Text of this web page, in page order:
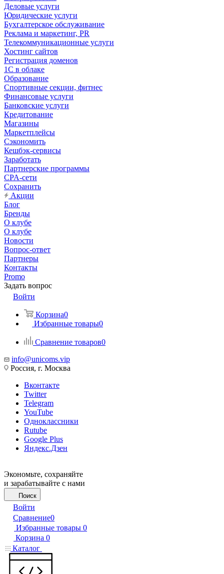
Деловые услуги
Юридические услуги
Бухгалтерское обслуживание
Реклама и маркетинг, PR
Телекоммуникационные услуги
Хостинг сайтов
Регистрация доменов
1С в облаке
Образование
Спортивные секции, фитнес
Финансовые услуги
Банковские услуги
Кредитование
Магазины
Маркетплейсы
Сэкономить
Кешбэк-сервисы
Заработать
Партнерские программы
CPA-сети
Сохранить
Акции
Блог
Бренды
О клубе
О клубе
Новости
Вопрос-ответ
Партнеры
Контакты
Promo
Задать вопрос
Войти
Корзина0
Избранные товары0
Сравнение товаров0
info@unicoms.vip
Россия, г. Москва
Вконтакте
Twitter
Telegram
YouTube
Одноклассники
Rutube
Google Plus
Яндекс.Дзен
Экономьте, сохраняйте
и зарабатывайте с нами
Поиск
Войти
Сравнение0
Избранные товары 0
Корзина 0
Каталог